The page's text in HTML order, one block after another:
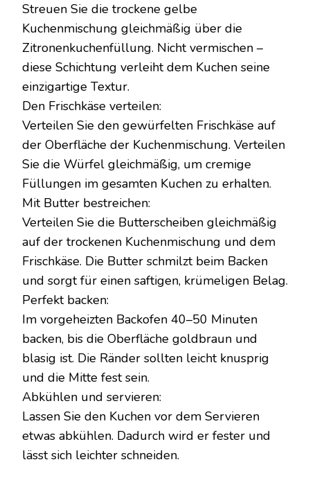
Streuen Sie die trockene gelbe
Kuchenmischung gleichmäßig über die
Zitronenkuchenfüllung. Nicht vermischen –
diese Schichtung verleiht dem Kuchen seine
einzigartige Textur.
Den Frischkäse verteilen:
Verteilen Sie den gewürfelten Frischkäse auf
der Oberfläche der Kuchenmischung. Verteilen
Sie die Würfel gleichmäßig, um cremige
Füllungen im gesamten Kuchen zu erhalten.
Mit Butter bestreichen:
Verteilen Sie die Butterscheiben gleichmäßig
auf der trockenen Kuchenmischung und dem
Frischkäse. Die Butter schmilzt beim Backen
und sorgt für einen saftigen, krümeligen Belag.
Perfekt backen:
Im vorgeheizten Backofen 40–50 Minuten
backen, bis die Oberfläche goldbraun und
blasig ist. Die Ränder sollten leicht knusprig
und die Mitte fest sein.
Abkühlen und servieren:
Lassen Sie den Kuchen vor dem Servieren
etwas abkühlen. Dadurch wird er fester und
lässt sich leichter schneiden.